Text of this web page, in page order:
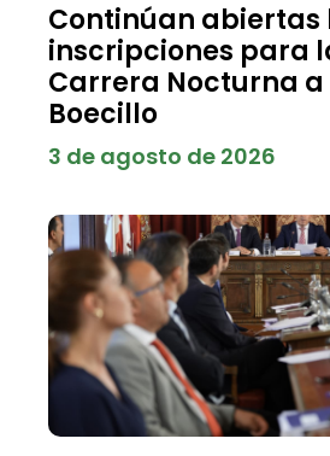
Continúan abiertas
inscripciones para
Carrera Nocturna a
Boecillo
3 de agosto de 2026